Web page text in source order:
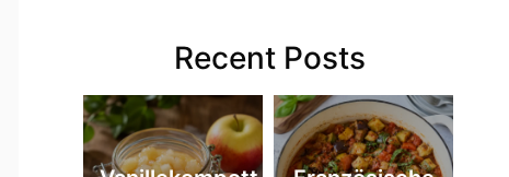
Recent Posts